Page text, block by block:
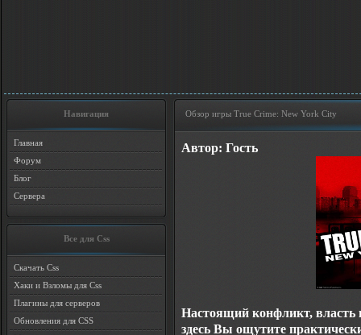
Навигация
Главная
Форум
Блог
Сервера
Все для Css
Скачать Css
Хаки и Взломы для Css
Плагины для серверов
Обновления для CSS
Обзор игры True Crime: New York City
Автор: Гость
Настоящий конфликт,
здесь Вы ощутите